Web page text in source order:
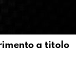
a titolo